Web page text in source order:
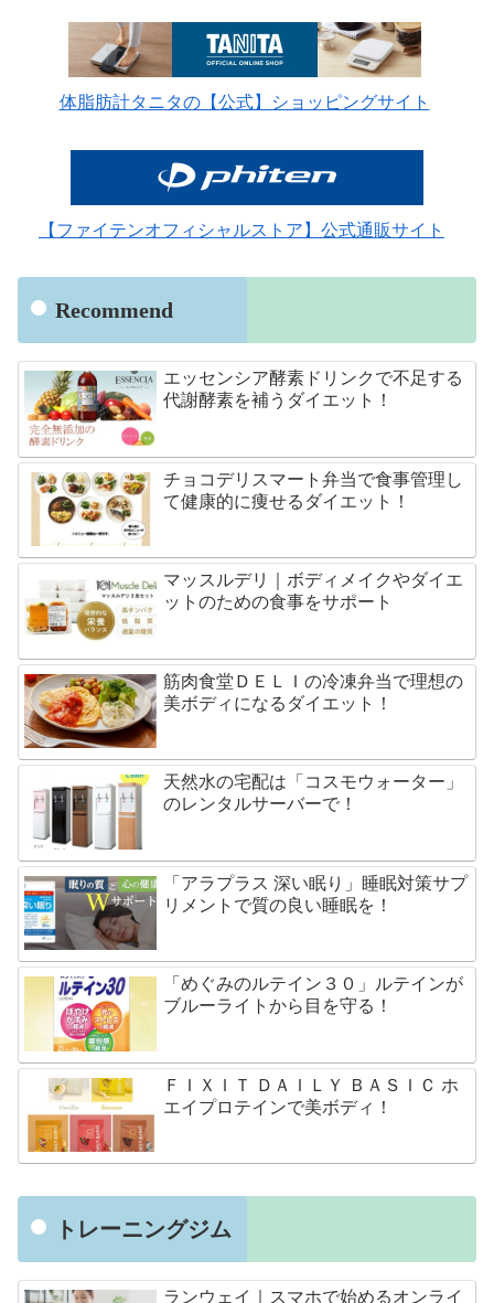
体脂肪計タニタの【公式】ショッピングサイト
【ファイテンオフィシャルストア】公式通販サイト
Recommend
エッセンシア酵素ドリンクで不足する
代謝酵素を補うダイエット！
チョコデリスマート弁当で食事管理し
て健康的に痩せるダイエット！
マッスルデリ｜ボディメイクやダイエ
ットのための食事をサポート
筋肉食堂ＤＥＬＩの冷凍弁当で理想の
美ボディになるダイエット！
天然水の宅配は「コスモウォーター」
のレンタルサーバーで！
「アラプラス 深い眠り」睡眠対策サプ
リメントで質の良い睡眠を！
「めぐみのルテイン３０」ルテインが
ブルーライトから目を守る！
ＦＩＸＩＴ ＤＡＩＬＹ ＢＡＳＩＣ ホ
エイプロテインで美ボディ！
トレーニングジム
ランウェイ｜スマホで始めるオンライ